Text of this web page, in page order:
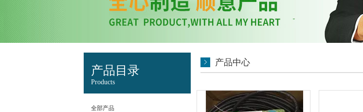
产品目录
Products
全部产品
产品中心